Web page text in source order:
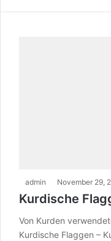
admin November 29,
Kurdische
Von Kurden
Kurdische Flaggen –